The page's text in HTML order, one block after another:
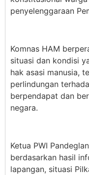
penyelenggaraan
Komnas HAM
situasi dan kondisi
hak asasi manusia,
perlindungan
berpendapat dan
negara.
Ketua PWI
berdasarkan hasil
lapangan, situasi